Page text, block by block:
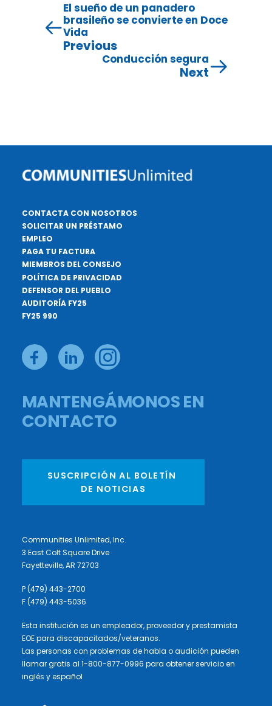
El sueño de un panadero
brasileño se convierte en Doce
Vida
Previous
Conducción segura
Next
CONTACTA CON NOSOTROS
SOLICITAR UN PRÉSTAMO
EMPLEO
PAGA TU FACTURA
MIEMBROS DEL CONSEJO
POLÍTICA DE PRIVACIDAD
DEFENSOR DEL PUEBLO
AUDITORÍA FY25
FY25 990
MANTENGÁMONOS EN
CONTACTO
SUSCRIPCIÓN AL BOLETÍN
DE NOTICIAS
Communities Unlimited, Inc.
3 East Colt Square Drive
Fayetteville, AR 72703
P (479) 443-2700
F (479) 443-5036
Esta institución es un empleador, proveedor y prestamista
EOE para discapacitados/veteranos.
Las personas con problemas de habla o audición pueden
llamar gratis al 1-800-877-0996 para obtener servicio en
inglés y español